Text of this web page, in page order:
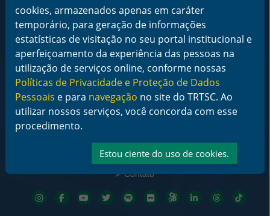
Horário de Funcionamento:
De segunda a sexta-feira das 12 às 18 horas
Telefone: (48) 3216-4000
Links Rápidos
Institucional
Serviços
Notícias
Legislação
Contato
Redes sociais
cookies, armazenados apenas em caráter
temporário, para geração de informações
estatísticas de visitação no seu portal institucional e
aperfeiçoamento da experiência das pessoas na
utilização de serviços online, conforme nossas
Políticas de Privacidade e Proteção de Dados
Pessoais e para navegação no site do TRTSC. Ao
utilizar nossos serviços, você concorda com esse
procedimento.
Estou ciente do uso de cookies.